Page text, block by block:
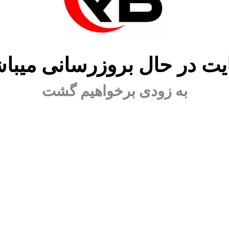
در حال بروزرسانی
به زودی برخواهیم گشت